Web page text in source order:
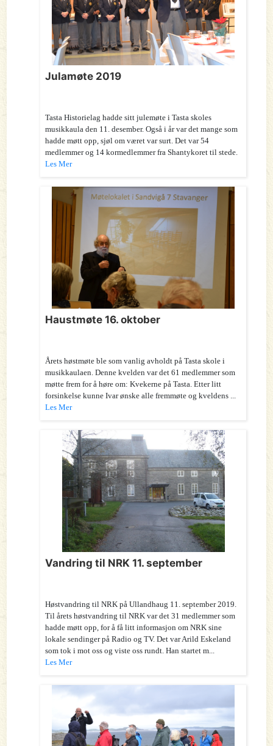
Julamøte 2019
Tasta Historielag hadde sitt julemøte i Tasta skoles
musikkaula den 11. desember. Også i år var det mange som
hadde møtt opp, sjøl om været var surt. Det var 54
medlemmer og 14 kormedlemmer fra Shantykoret til stede.
Les Mer
Haustmøte 16. oktober
Årets høstmøte ble som vanlig avholdt på Tasta skole i
musikkaulaen. Denne kvelden var det 61 medlemmer som
møtte frem for å høre om: Kvekerne på Tasta. Etter litt
forsinkelse kunne Ivar ønske alle fremmøte og kveldens ...
Les Mer
Vandring til NRK 11. september
Høstvandring til NRK på Ullandhaug 11. september 2019.
Til årets høstvandring til NRK var det 31 medlemmer som
hadde møtt opp, for å få litt informasjon om NRK sine
lokale sendinger på Radio og TV. Det var Arild Eskeland
som tok i mot oss og viste oss rundt. Han startet m...
Les Mer